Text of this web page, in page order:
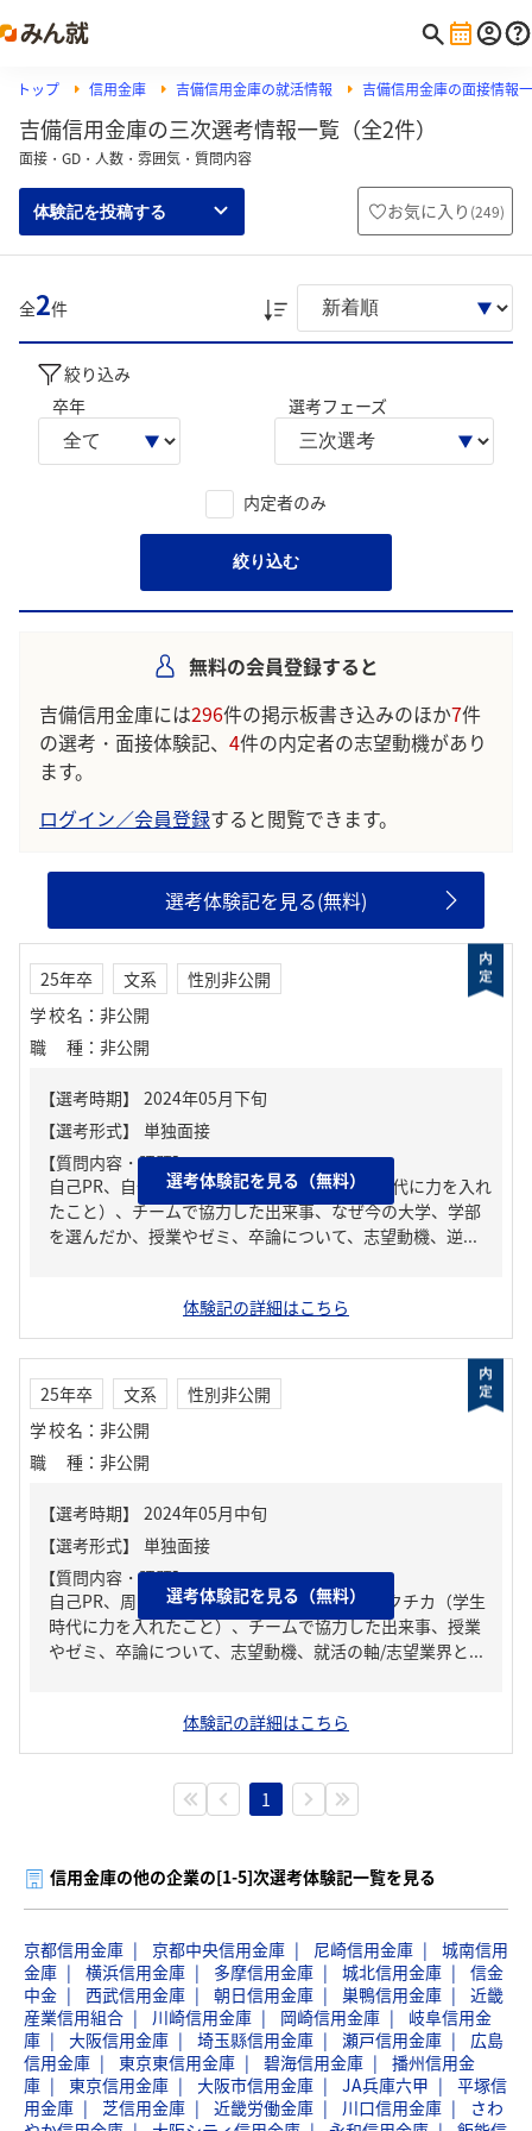
トップ 信用金庫 吉備信用金庫の就活情報 吉備信用金庫の面接情報
吉備信用金庫の三次選考情報一覧（全2件）
面接・GD・人数・雰囲気・質問内容
体験記を投稿する お気に入り (249)
全2件
絞り込み
卒年
選考フェーズ
内定者のみ
絞り込む
無料の会員登録すると
吉備信用金庫には296件の掲示板書き込みのほか7件
の選考・面接体験記、 4件の内定者の志望動機があり
ます。
ログイン／会員登録すると閲覧できます。
選考体験記を見る(無料)
25年卒 文系
性別非公開
学校名 ： 非公開
職種 ： 非公開
【質問内容・課題】
自己PR、自分の強み/弱み、ガクチカ（学生時代に力を入れ
たこと）、チームで協力した出来事、なぜ今の大学、学部
を選んだか、授業やゼミ、卒論について、志望動機、逆...
選考体験記を見る（無料）
体験記の詳細はこちら
25年卒 文系
性別非公開
学校名 ： 非公開
職種 ： 非公開
【質問内容・課題】
自己PR、周りからどんな人といわれる？、ガクチカ（学生
時代に力を入れたこと）、チームで協力した出来事、授業
やゼミ、卒論について、志望動機、就活の軸/志望業界と...
選考体験記を見る（無料）
体験記の詳細はこちら
1
信用金庫の他の企業の[1-5]次選考体験記一覧を見る
京都信用金庫 京都中央信用金庫 尼崎信用金庫
城南信用
金庫
横浜信用金庫 多摩信用金庫 城北信用金庫
信金
中金
西武信用金庫 朝日信用金庫 巣鴨信用金庫
近畿
産業信用組合
川崎信用金庫 岡崎信用金庫
岐阜信用金
庫
大阪信用金庫 埼玉縣信用金庫 瀬戸信用金庫
広島
信用金庫
東京東信用金庫 碧海信用金庫
播州信用金
庫
東京信用金庫 大阪市信用金庫 JA兵庫六甲
平塚信
用金庫
芝信用金庫 近畿労働金庫 川口信用金庫
さわ